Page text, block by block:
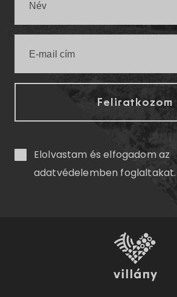
Elolvastam és elfogadom az
adatvédelemben foglaltakat.